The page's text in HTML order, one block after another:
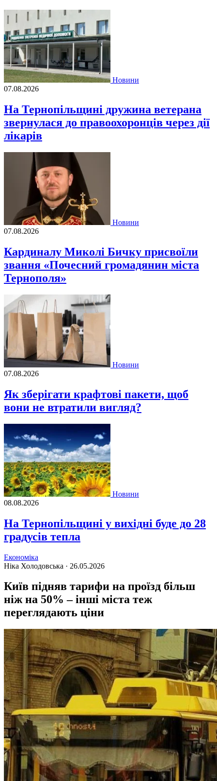
Новини
07.08.2026
На Тернопільщині дружина ветерана
звернулася до правоохоронців через дії
лікарів
Новини
07.08.2026
Кардиналу Миколі Бичку присвоїли
звання «Почесний громадянин міста
Тернополя»
Новини
07.08.2026
Як зберігати крафтові пакети, щоб
вони не втратили вигляд?
Новини
08.08.2026
На Тернопільщині у вихідні буде до 28
градусів тепла
Економіка
Ніка Холодовська · 26.05.2026
Київ підняв тарифи на проїзд більш
ніж на 50% – інші міста теж
переглядають ціни